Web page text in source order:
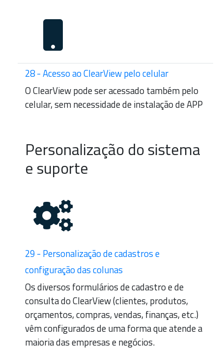
28 - Acesso ao ClearView pelo celular
O ClearView pode ser acessado também pelo
celular, sem necessidade de instalação de APP
Personalização do sistema
e suporte
29 - Personalização de cadastros e
configuração das colunas
Os diversos formulários de cadastro e de
consulta do ClearView (clientes, produtos,
orçamentos, compras, vendas, finanças, etc.)
vêm configurados de uma forma que atende a
maioria das empresas e negócios.